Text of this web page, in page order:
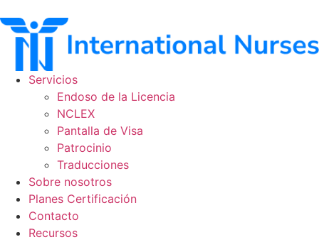
al
contenido
Servicios
Endoso de la Licencia
NCLEX
Pantalla de Visa
Patrocinio
Traducciones
Sobre nosotros
Planes Certificación
Contacto
Recursos